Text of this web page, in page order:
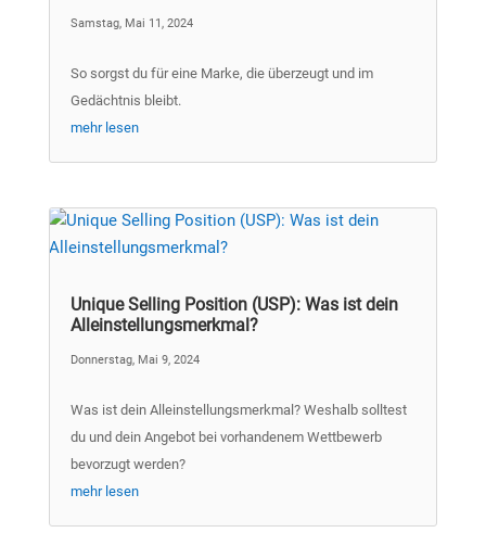
Samstag, Mai 11, 2024
So sorgst du für eine Marke, die überzeugt und im
Gedächtnis bleibt.
mehr lesen
Unique Selling Position (USP): Was ist dein
Alleinstellungsmerkmal?
Donnerstag, Mai 9, 2024
Was ist dein Alleinstellungsmerkmal? Weshalb solltest
du und dein Angebot bei vorhandenem Wettbewerb
bevorzugt werden?
mehr lesen